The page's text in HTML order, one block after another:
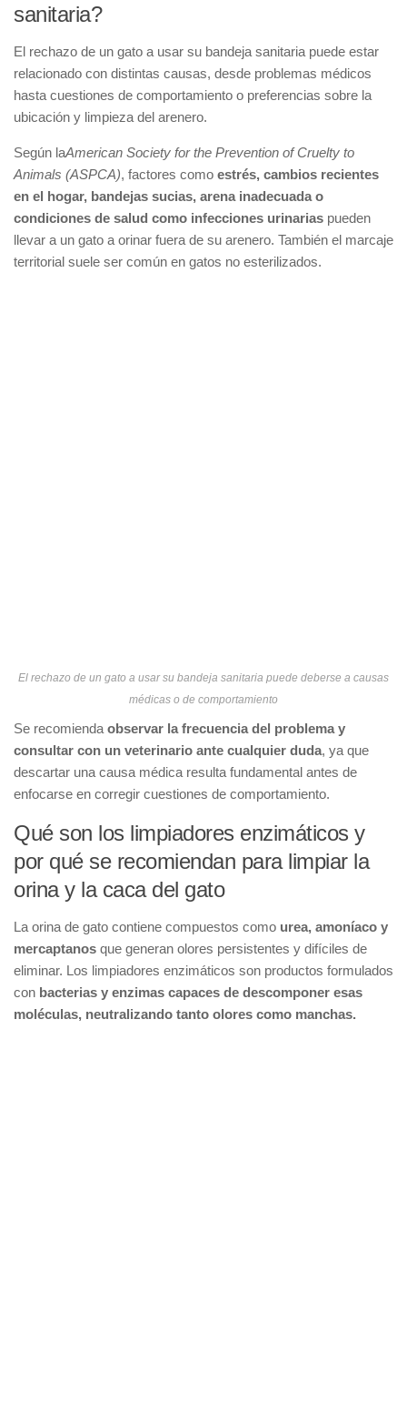
sanitaria?
El rechazo de un gato a usar su bandeja sanitaria puede estar
relacionado con distintas causas, desde problemas médicos
hasta cuestiones de comportamiento o preferencias sobre la
ubicación y limpieza del arenero.
Según laAmerican Society for the Prevention of Cruelty to
Animals (ASPCA), factores como estrés, cambios recientes
en el hogar, bandejas sucias, arena inadecuada o
condiciones de salud como infecciones urinarias pueden
llevar a un gato a orinar fuera de su arenero. También el marcaje
territorial suele ser común en gatos no esterilizados.
El rechazo de un gato a usar su bandeja sanitaria puede deberse a causas
médicas o de comportamiento
Se recomienda observar la frecuencia del problema y
consultar con un veterinario ante cualquier duda, ya que
descartar una causa médica resulta fundamental antes de
enfocarse en corregir cuestiones de comportamiento.
Qué son los limpiadores enzimáticos y
por qué se recomiendan para limpiar la
orina y la caca del gato
La orina de gato contiene compuestos como urea, amoníaco y
mercaptanos que generan olores persistentes y difíciles de
eliminar. Los limpiadores enzimáticos son productos formulados
con bacterias y enzimas capaces de descomponer esas
moléculas, neutralizando tanto olores como manchas.